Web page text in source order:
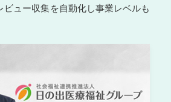
ビュー収集を自動化し事業レベルも